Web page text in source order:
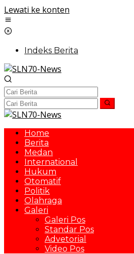
Lewati ke konten
Indeks Berita
Home
Berita
Medan
International
Hukum
Otomatif
Politik
Olahraga
Galeri
Galeri Pos
Standar Pos
Advetorial
Video Pos